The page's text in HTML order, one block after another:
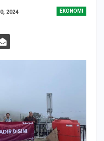
EKONOMI
2024